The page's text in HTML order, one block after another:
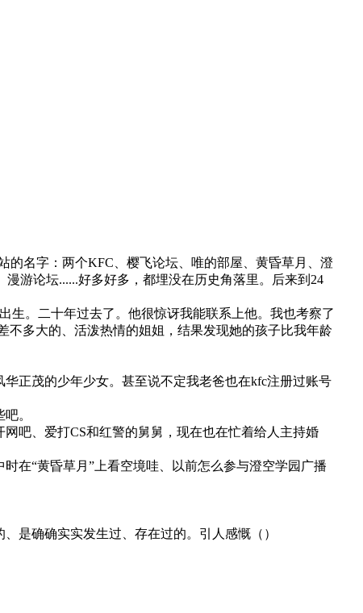
的名字：两个KFC、樱飞论坛、唯的部屋、黄昏草月、澄
游论坛......好多好多，都埋没在历史角落里。后来到24
生。二十年过去了。他很惊讶我能联系上他。我也考察了
不多大的、活泼热情的姐姐，结果发现她的孩子比我年龄
正茂的少年少女。甚至说不定我老爸也在kfc注册过账号
。
吧、爱打CS和红警的舅舅，现在也在忙着给人主持婚
在“黄昏草月”上看空境哇、以前怎么参与澄空学园广播
是确确实实发生过、存在过的。引人感慨（）